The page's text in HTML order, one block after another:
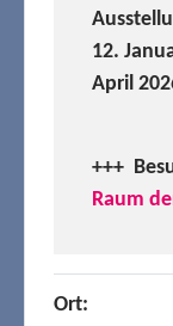
12.
April
+++
Raum
Ort: